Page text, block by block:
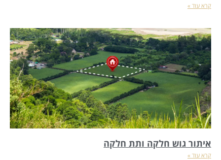
קרא עוד »
איתור גוש חלקה ותת חלקה
קרא עוד »